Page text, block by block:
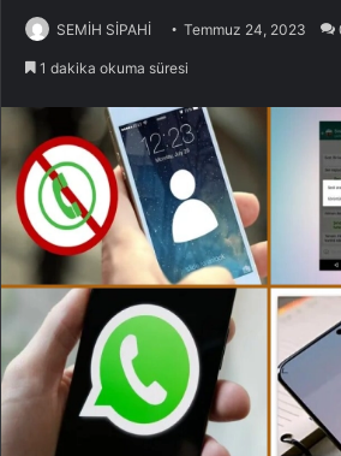
SEMİH SİPAHİ Temmuz 24, 2023
1 dakika okuma süresi